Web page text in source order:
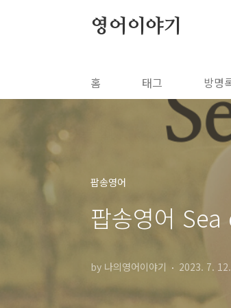
영어이야기
홈 태그 방명
팝송영어
팝송영어
by 나의영어이야기 2023. 7. 12.